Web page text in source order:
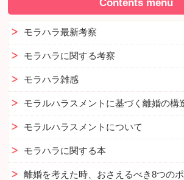
Contents menu
モラハラ最新考察
モラハラに関する考察
モラハラ雑感
モラルハラスメントに基づく離婚の構
モラルハラスメントについて
モラハラに関する本
離婚を考えた時、おさえるべき8つの